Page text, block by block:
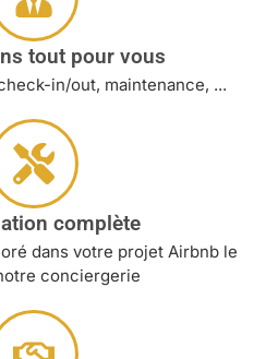
tout pour vous
in/out, maintenance, ...
complète
dans votre projet Airbnb le
conciergerie